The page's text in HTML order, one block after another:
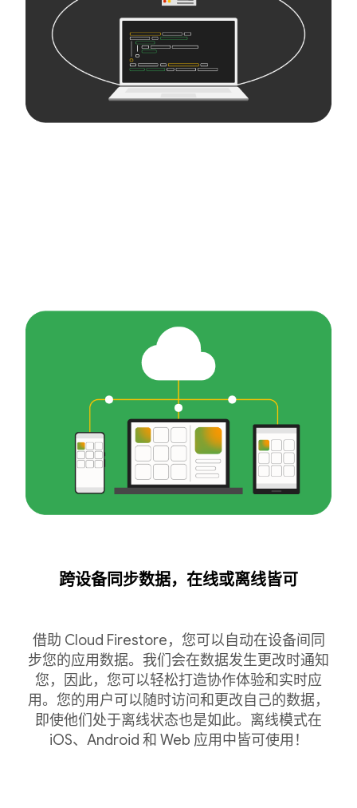
跨设备同步数据，在线或离线皆可
借助 Cloud Firestore，您可以自动在设备间同
步您的应用数据。我们会在数据发生更改时通知
您，因此，您可以轻松打造协作体验和实时应
用。您的用户可以随时访问和更改自己的数据，
即使他们处于离线状态也是如此。离线模式在
iOS、Android 和 Web 应用中皆可使用！